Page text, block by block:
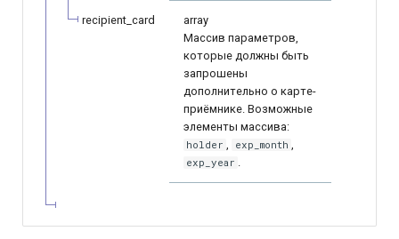
recipient_card
array
Массив параметров,
которые должны быть
запрошены
дополнительно о карте-
приёмнике. Возможные
элементы массива:
holder exp_month
exp_year